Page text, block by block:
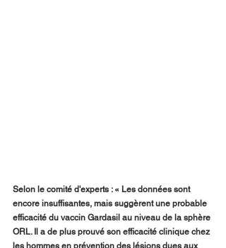
Selon le comité d'experts : « Les données sont
encore insuffisantes, mais suggèrent une probable
efficacité du vaccin Gardasil au niveau de la sphère
ORL. Il a de plus prouvé son efficacité clinique chez